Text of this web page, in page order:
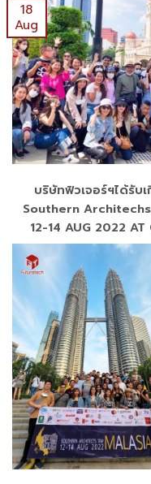
18
Aug
บริษัทฟิวเจอร์ฯได้รับ
Southern
12-14 AUG 2022